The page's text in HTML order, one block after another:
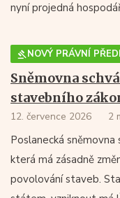
nyní projedná
NOVÝ PRÁVNÍ
Sněmovna
stavebního
12. července 2026 2
Poslanecká
která má zásadně
povolování staveb.